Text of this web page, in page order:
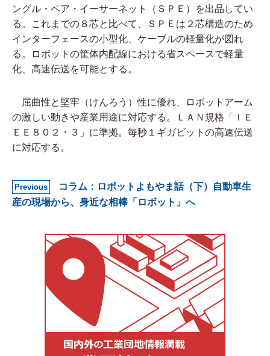
ングル・ペア・イーサーネット（ＳＰＥ）を出品してい
る。これまでの８芯と比べて、ＳＰＥは２芯構造のため
インターフェースの小型化、ケーブルの軽量化が図れ
る。ロボットの筐体内配線における省スペースで軽量
化、高速伝送を可能とする。
屈曲性と堅牢（けんろう）性に優れ、ロボットアーム
の激しい動きや産業用途に対応する。ＬＡＮ規格「ＩＥ
ＥＥ８０２・３」に準拠。毎秒１ギガビットの高速伝送
に対応する。
Previous
コラム：ロボットよもやま話（下）自動車生
産の現場から、身近な相棒「ロボット」へ